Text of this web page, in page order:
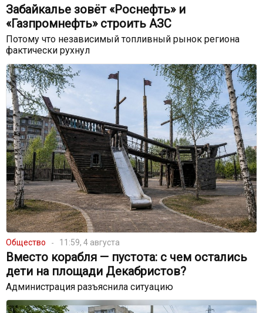
Забайкалье зовёт «Роснефть» и
«Газпромнефть» строить АЗС
Потому что независимый топливный рынок региона
фактически рухнул
Общество 11:59, 4 августа
Вместо корабля — пустота: с чем остались
дети на площади Декабристов?
Администрация разъяснила ситуацию